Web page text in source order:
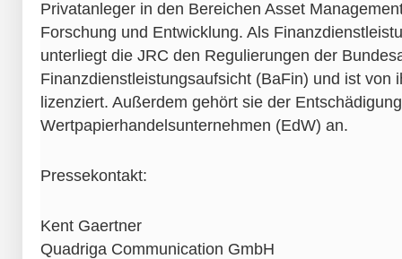
Privatanleger in den Bereichen Asset
Forschung und Entwicklung. Als
unterliegt die JRC den Regulierungen der
Finanzdienstleistungsaufsicht (BaFin) und ist von
lizenziert. Außerdem gehört sie der
Wertpapierhandelsunternehmen (EdW) an.
Pressekontakt:
Kent Gaertner
Quadriga Communication GmbH